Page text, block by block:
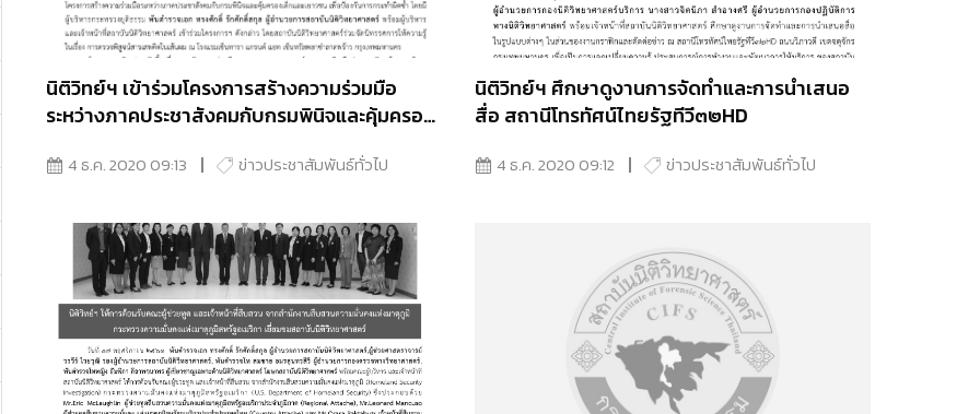
นิติวิทย์ฯ เข้าร่วมโครงการสร้างความร่วมมือ
ระหว่างภาคประชาสังคมกับกรมพินิจและคุ้มครอง
4 ธ.ค. 2020 09:13 ข่าวประชาสัมพันธ์ทั่วไป
นิติวิทย์ฯ ศึกษาดูงานการจัดทำและการนำเสนอ
สื่อ สถานีโทรทัศน์ไทยรัฐทีวี๓๒HD
4 ธ.ค. 2020 09:12 ข่าวประชาสัมพันธ์ทั่วไป